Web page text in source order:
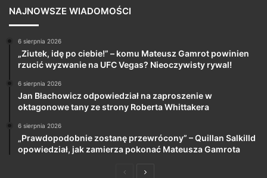
NAJNOWSZE WIADOMOŚCI
6 sierpnia 2026
„Ziutek, idę po ciebie!” – komu Mateusz Gamrot powinien
rzucić wyzwanie na UFC Vegas? Nieoczywisty rywal!
6 sierpnia 2026
Jan Błachowicz odpowiedział na zaproszenie w
oktagonowe tany ze strony Roberta Whittakera
6 sierpnia 2026
„Prawdopodobnie zostanę przewrócony” – Quillan Salkilld
opowiedział, jak zamierza pokonać Mateusza Gamrota
PoprzedniaNastępna